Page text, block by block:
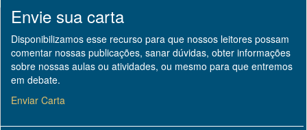
Envie sua carta
Disponibilizamos esse recurso para que nossos leitores possam
comentar nossas publicações, sanar dúvidas, obter informações
sobre nossas aulas ou atividades, ou mesmo para que entremos
em debate.
Enviar Carta